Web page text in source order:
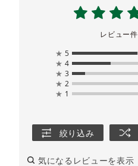
レビュー
★ 5
★ 4
★ 3
★ 2
★ 1
絞り込み
気になるレビューを表示